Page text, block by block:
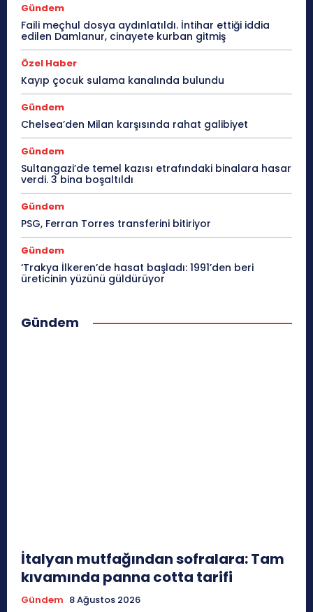
Gündem
Faili meçhul dosya aydınlatıldı. İntihar ettiği iddia
edilen Damlanur, cinayete kurban gitmiş
Özel Haber
Kayıp çocuk sulama kanalında bulundu
Gündem
Chelsea’den Milan karşısında rahat galibiyet
Gündem
Sultangazi’de temel kazısı etrafındaki binalara hasar
verdi. 3 bina boşaltıldı
Gündem
PSG, Ferran Torres transferini bitiriyor
Gündem
‘Trakya İlkeren’de hasat başladı: 1991’den beri
üreticinin yüzünü güldürüyor
Gündem
İtalyan mutfağından sofralara: Tam
kıvamında panna cotta tarifi
Gündem 8 Ağustos 2026